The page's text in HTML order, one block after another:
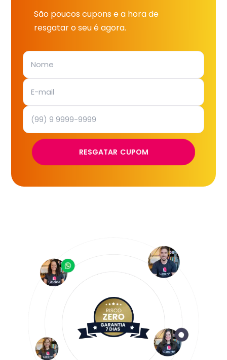
São poucos cupons e a hora de
resgatar o seu é agora.
RESGATAR CUPOM